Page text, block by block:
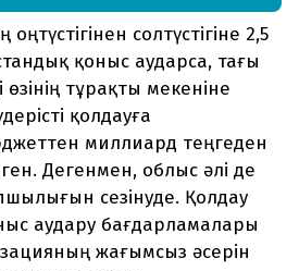
солтүстігіне 2,5
қоныс аударса, тағы
тұрақты мекеніне
қолдауға
миллиард теңгеден
Дегенмен, облыс әлі де
сезінуде. Қолдау
аудару бағдарламалары
жағымсыз әсерін